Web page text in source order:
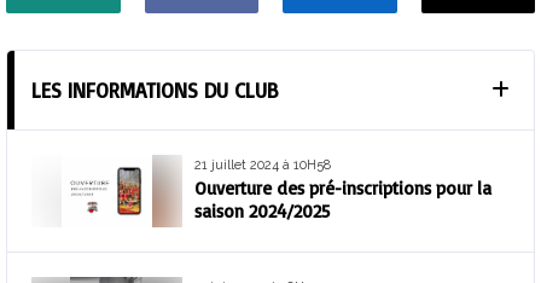
LES INFORMATIONS DU CLUB
21 juillet 2024 à 10H58
Ouverture des pré-inscriptions pour la
saison 2024/2025